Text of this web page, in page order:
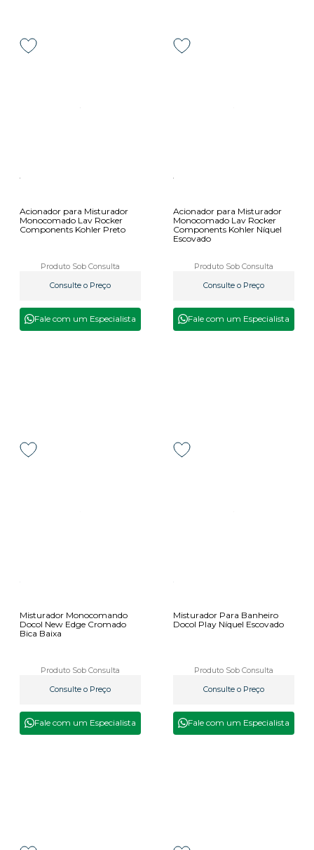
Acionador para Misturador
Monocomado Lav Rocker
Components Kohler Preto
Produto Sob Consulta
Consulte o Preço
Fale com um Especialista
Acionador para Misturador
Monocomado Lav Rocker
Components Kohler Níquel
Escovado
Produto Sob Consulta
Consulte o Preço
Fale com um Especialista
Misturador Monocomando
Docol New Edge Cromado
Bica Baixa
Produto Sob Consulta
Consulte o Preço
Fale com um Especialista
Misturador Para Banheiro
Docol Play Níquel Escovado
Produto Sob Consulta
Consulte o Preço
Fale com um Especialista